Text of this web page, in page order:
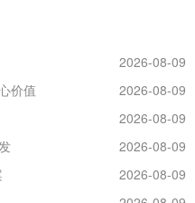
2026-08-09
价值
2026-08-09
2026-08-09
2026-08-09
2026-08-09